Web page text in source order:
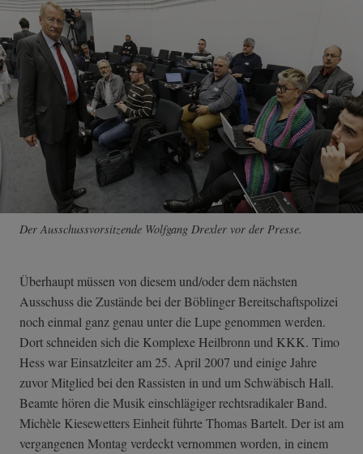
Der Ausschussvorsitzende Wolfgang Drexler vor der Presse.
Überhaupt müssen von diesem und/oder dem nächsten
Ausschuss die Zustände bei der Böblinger Bereitschaftspolizei
noch einmal ganz genau unter die Lupe genommen werden.
Dort schneiden sich die Komplexe Heilbronn und KKK. Timo
Hess war Einsatzleiter am 25. April 2007 und einige Jahre
zuvor Mitglied bei den Rassisten in und um Schwäbisch Hall.
Beamte hören die Musik einschlägiger rechtsradikaler Band.
Michèle Kiesewetters Einheit führte Thomas Bartelt. Der ist am
vergangenen Montag verdeckt vernommen worden, in einem